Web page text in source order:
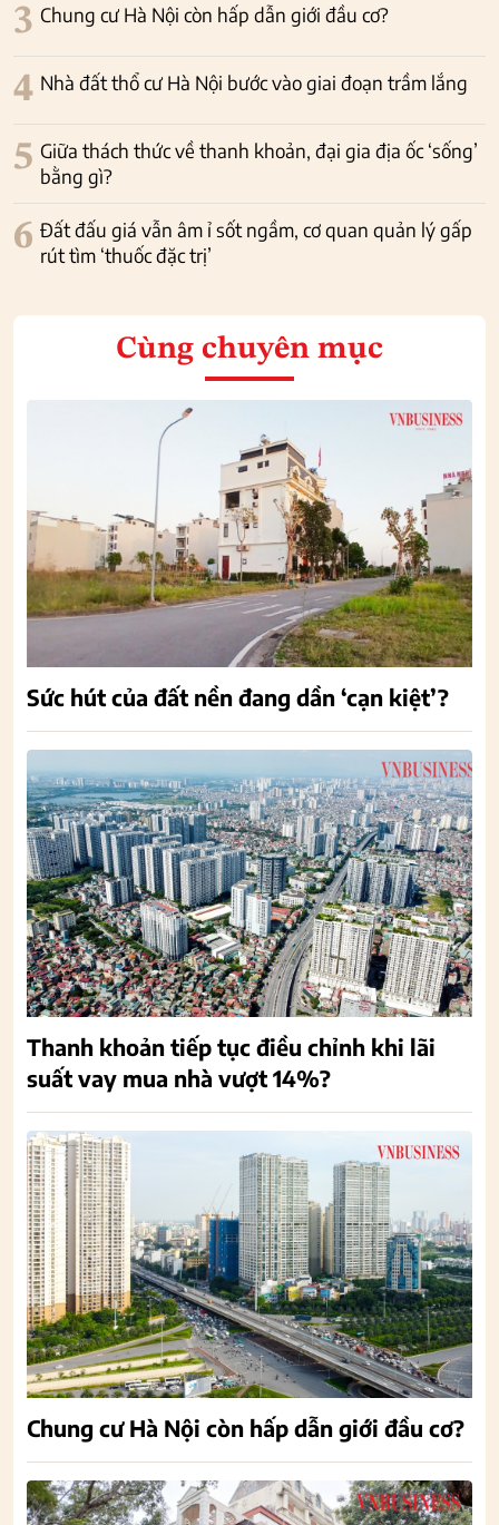
3 Chung cư Hà Nội còn hấp dẫn giới đầu cơ?
4 Nhà đất thổ cư Hà Nội bước vào giai đoạn trầm lắng
5 Giữa thách thức về thanh khoản, đại gia địa ốc ‘sống’
bằng gì?
6 Đất đấu giá vẫn âm ỉ sốt ngầm, cơ quan quản lý gấp
rút tìm ‘thuốc đặc trị’
Cùng chuyên mục
Sức hút của đất nền đang dần ‘cạn kiệt’?
Thanh khoản tiếp tục điều chỉnh khi lãi
suất vay mua nhà vượt 14%?
Chung cư Hà Nội còn hấp dẫn giới đầu cơ?